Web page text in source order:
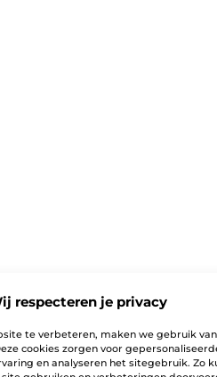
respecteren je privacy
te verbeteren, maken we gebruik
cookies zorgen voor
en analyseren het sitegebruik. Zo